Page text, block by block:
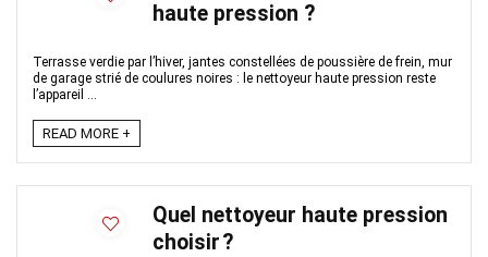
haute pression ?
Terrasse verdie par l’hiver, jantes constellées de poussière de frein, mur
de garage strié de coulures noires : le nettoyeur haute pression reste
l’appareil ...
READ MORE +
Quel nettoyeur haute pression
choisir ?